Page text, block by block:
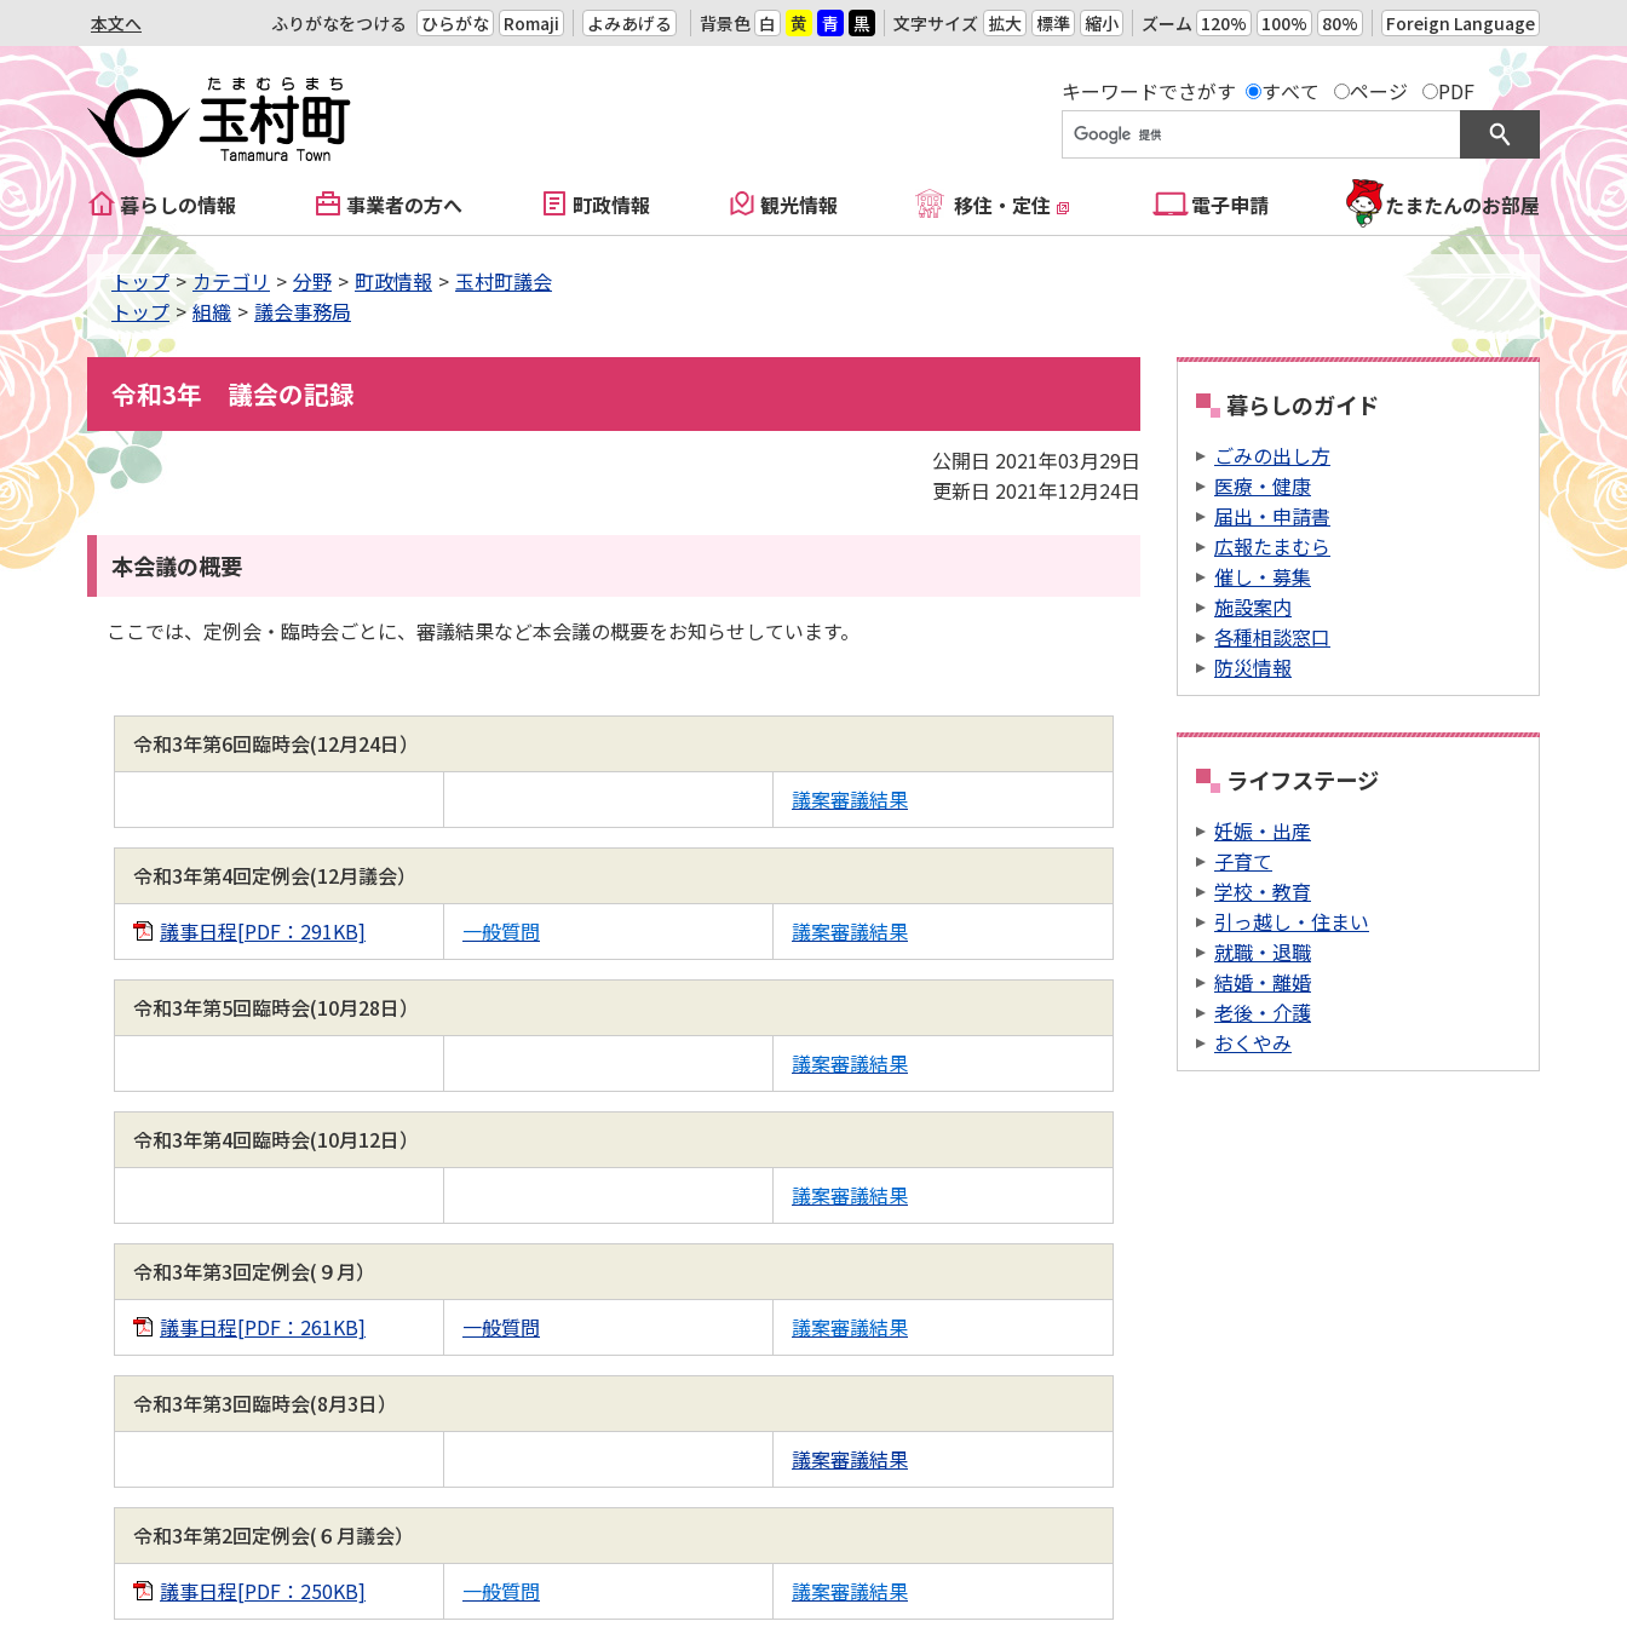
本文へ ふりがなをつける ひらがな Romaji よみあげる 背景色 白 黄 青 黒 文字サイズ 拡大 標準 縮小 ズーム 120% 100% 80% Foreign Language
キーワードでさがす すべて ページ PDF
暮らしの情報 事業者の方へ 町政情報 観光情報 移住・定住 電子申請 たまたんのお部屋
トップ カテゴリ 分野 町政情報
玉村町議会
トップ
組織 議会事務局
令和3年 議会の記録
公開日 2021年03月29日
更新日 2021年12月24日
本会議の概要
ここでは、定例会・臨時会ごとに、審議結果など本会議の概要をお知らせしています。
令和3年第6回臨時会(12月24日）
議案審議結果
令和3年第4回定例会(12月議会）
議事日程[PDF：291KB]
一般質問 議案審議結果
令和3年第5回臨時会(10月28日）
議案審議結果
令和3年第4回臨時会(10月12日）
議案審議結果
令和3年第3回定例会(９月）
議事日程[PDF：261KB]
一般質問 議案審議結果
令和3年第3回臨時会(8月3日）
議案審議結果
令和3年第2回定例会(６月議会）
議事日程[PDF：250KB]
一般質問 議案審議結果
暮らしのガイド
ごみの出し方
医療・健康
届出・申請書
広報たまむら
催し・募集
施設案内
各種相談窓口
防災情報
ライフステージ
妊娠・出産
子育て
学校・教育
引っ越し・住まい
就職・退職
結婚・離婚
老後・介護
おくやみ